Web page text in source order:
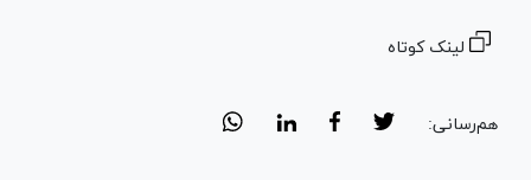
لینک کوتاه
هم‌رسانی: